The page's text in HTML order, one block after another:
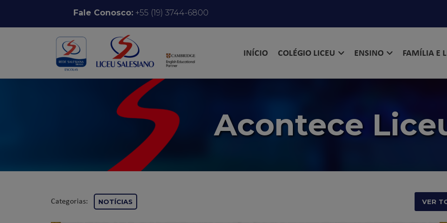
Pular para o conteúdoFale Conosco:+55 (19) 3744-6800
INÍCIO COLÉGIO LICEU ENSINO FAMÍLIA E
Acontece
Categorias: NOTÍCIAS VER